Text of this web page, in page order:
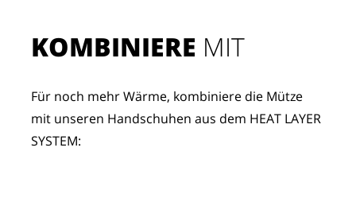
KOMBINIERE MIT
Für noch mehr Wärme, kombiniere die Mütze
mit unseren Handschuhen aus dem HEAT LAYER
SYSTEM: